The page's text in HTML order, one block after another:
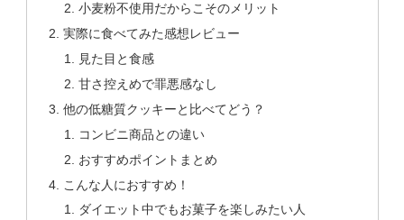
小麦粉不使用だからこそのメリット
実際に食べてみた感想レビュー
見た目と食感
甘さ控えめで罪悪感なし
他の低糖質クッキーと比べてどう？
コンビニ商品との違い
おすすめポイントまとめ
こんな人におすすめ！
ダイエット中でもお菓子を楽しみたい人